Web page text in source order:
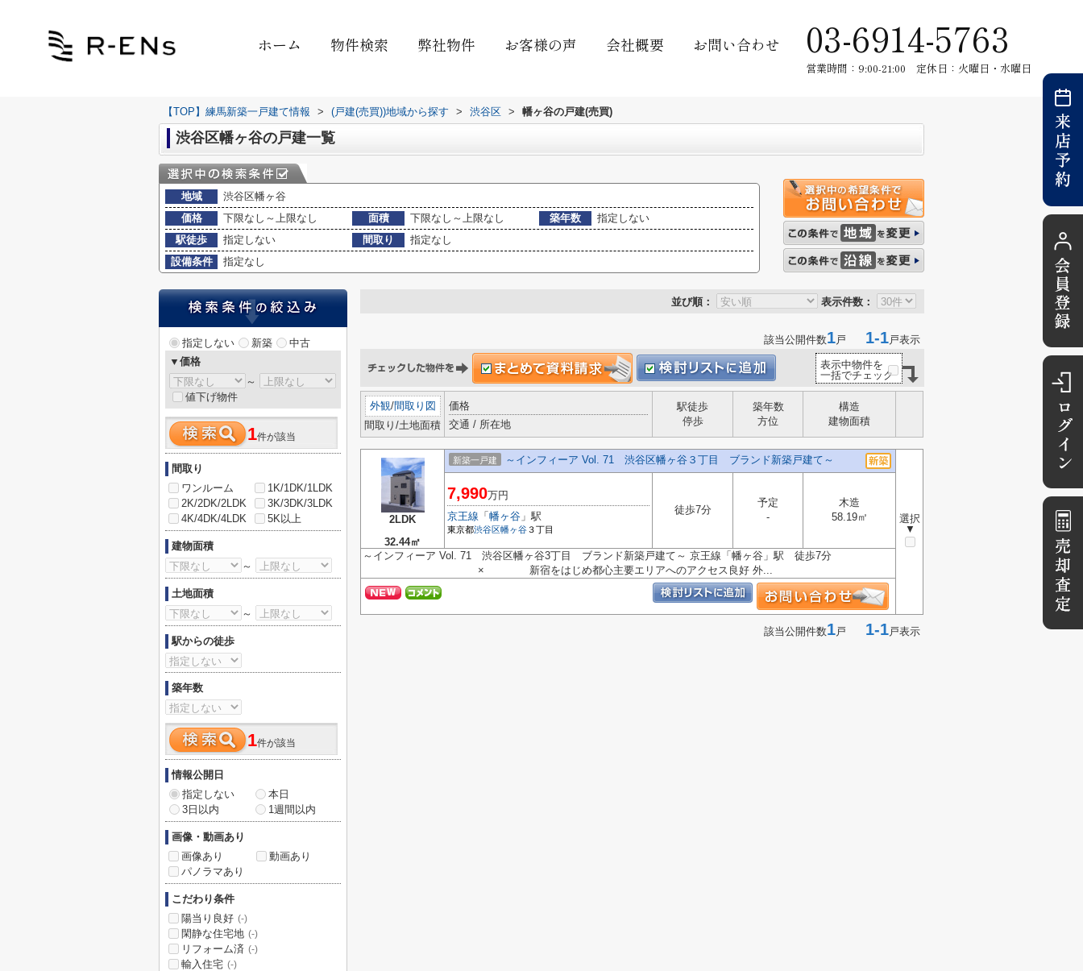
ホーム 物件検索 弊社物件 お客様の声 会社概要 お問い合わせ 03-6914-5763
営業時間：9:00-21:00 定休日：火曜日・水曜日
【TOP】練馬新築一戸建て情報 > (戸建(売買))地域から探す > 渋谷区 > 幡ヶ谷の戸建(売買)
渋谷区幡ヶ谷の戸建一覧
地域
渋谷区幡ヶ谷
価格
下限なし～上限なし 面積 下限なし～上限なし 築年数
指定しない
駅徒歩
指定しない 間取り
指定なし
設備条件
指定なし
並び順： 表示件数：
該当公開件数1戸 1-1戸表示
表示中物件を
一括でチェック
外観/間取り図
間取り/土地面積
価格
交通 / 所在地
駅徒歩
停歩
築年数
方位
構造
建物面積
2LDK
32.44㎡
新築一戸建 ～インフィーア Vol. 71 渋谷区幡ヶ谷３丁目 ブランド新築戸建て～
選択
▼
7,990万円
京王線 「 幡ヶ谷 」駅
東京都渋谷区幡ヶ谷３丁目
徒歩7分
予定
-
木造
58.19㎡
～インフィーア Vol. 71 渋谷区幡ヶ谷3丁目 ブランド新築戸建て～ 京王線「幡ヶ谷」駅 徒歩7分
× 新宿をはじめ都心主要エリアへのアクセス良好 外...
該当公開件数1戸 1-1戸表示
指定しない 新築
中古
▼価格
～
値下げ物件
1件が該当
間取り
ワンルーム
1K/1DK/1LDK
2K/2DK/2LDK
3K/3DK/3LDK
4K/4DK/4LDK
5K以上
建物面積
～
土地面積
～
駅からの徒歩
築年数
1件が該当
情報公開日
指定しない
本日
3日以内
1週間以内
画像・動画あり
画像あり
動画あり
パノラマあり
こだわり条件
陽当り良好 (-)
閑静な住宅地 (-)
リフォーム済 (-)
輸入住宅 (-)